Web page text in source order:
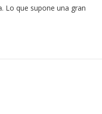
Lo que supone una gran